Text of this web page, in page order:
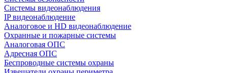
Системы видеонаблюдения
IP видеонаблюдение
Аналоговое и HD видеонаблюдение
Охранные и пожарные системы
Аналоговая ОПС
Адресная ОПС
Беспроводные системы охраны